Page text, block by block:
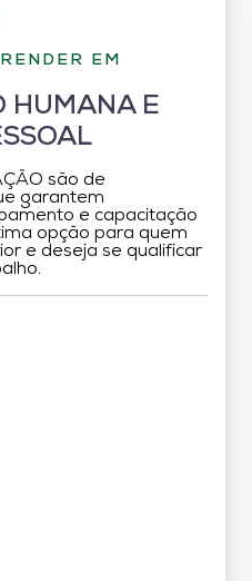
EM
HUMANA E
são de
garantem
e capacitação
opção para quem
e deseja se qualificar